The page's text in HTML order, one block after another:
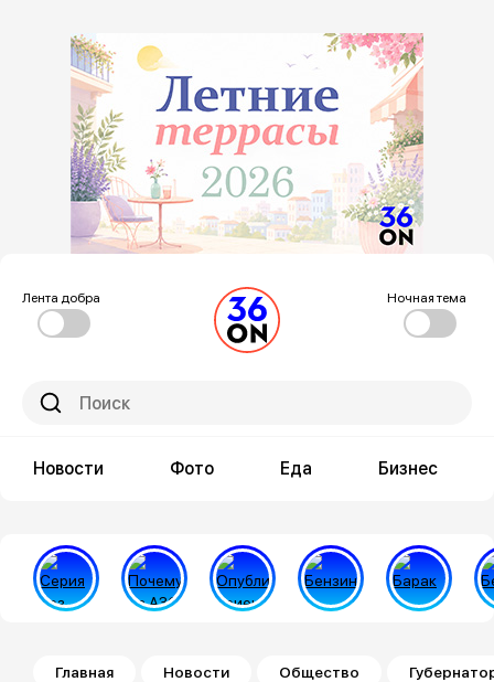
Лента добра Ночная тема
Новости Фото Еда Бизнес
Строка навигации
Главная Новости Общество